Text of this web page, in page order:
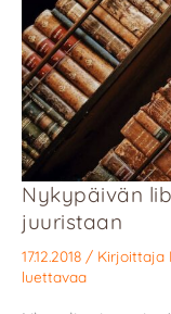
Nykypäivän
juuristaan
17.12.2018 / Kirjoittaja
luettavaa